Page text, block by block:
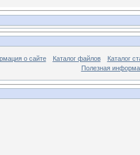
о сайте Каталог файлов
Каталог
Полезная